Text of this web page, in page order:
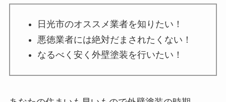
日光市のオススメ業者を知りたい！
悪徳業者には絶対だまされたくない！
なるべく安く外壁塗装を行いたい！